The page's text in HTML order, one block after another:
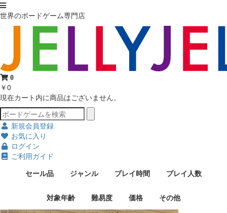
世界のボードゲーム専門店
0
￥0
現在カート内に商品はございません。
新規会員登録
お気に入り
ログイン
ご利用ガイド
セール品
ジャンル プレイ時間 プレイ人数
対象年齢 難易度 価格 その他